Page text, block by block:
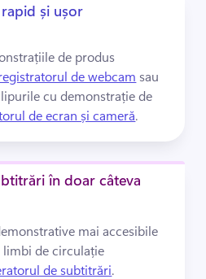
și ușor
de produs
de webcam sau
cu demonstrație de
de ecran și cameră.
în doar câteva
mai accesibile
de circulație
de subtitrări